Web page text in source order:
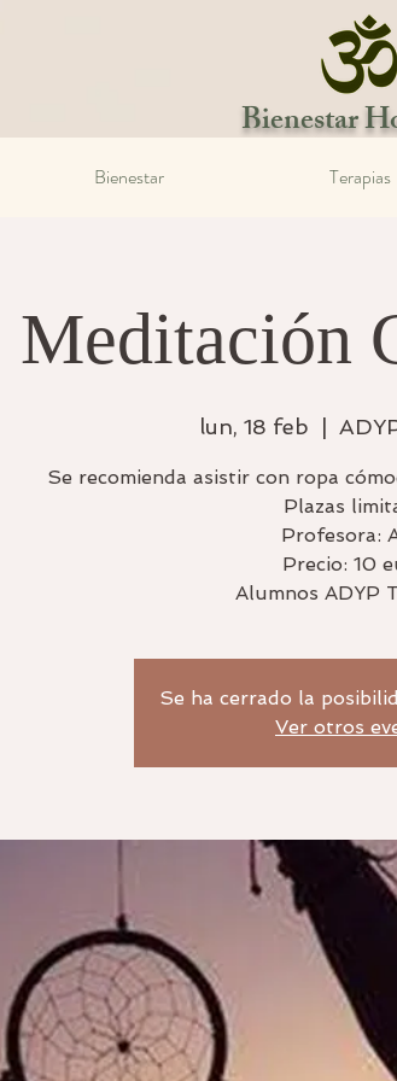
Bienestar
Bienestar Terapias
Meditación
lun, 18 feb
Se recomienda asistir con ropa
Plazas
Profesora:
Precio: 10
Se ha cerrado la
Ver otros